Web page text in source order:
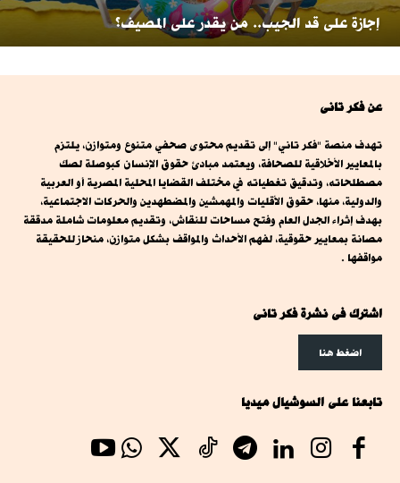
إجازة على قد الجيب.. من يقدر على المصيف؟
عن فكر تانى
تهدف منصة "فكر تاني" إلى تقديم محتوى صحفي متنوع ومتوازن، يلتزم
بالمعايير الأخلاقية للصحافة، ويعتمد مبادئ حقوق الإنسان كبوصلة لصك
مصطلحاته، وتدقيق تغطياته في مختلف القضايا المحلية المصرية أو العربية
والدولية، منها، حقوق الأقليات والمهمشين والمضطهدين والحركات الاجتماعية،
بهدف إثراء الجدل العام وفتح مساحات للنقاش، وتقديم معلومات شاملة مدققة
مصانة بمعايير حقوقية، لفهم الأحداث والمواقف بشكل متوازن، منحاز للحقيقة
مواقفها .
اشترك فى نشرة فكر تانى
اضغط هنا
تابعنا على السوشيال ميديا